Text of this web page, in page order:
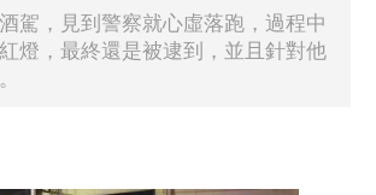
駕，見到警察就心虛落跑，過程中
燈，最終還是被逮到，並且針對他